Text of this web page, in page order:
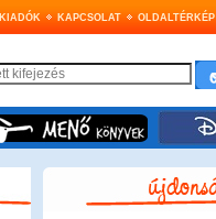
KIADÓK KAPCSOLAT OLDALTÉRKÉP